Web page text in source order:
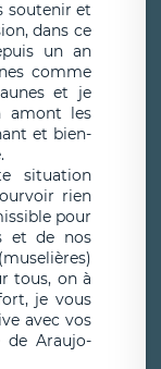
soutenir et
dans ce
un an
comme
et je
amont les
et bien-
situation
rien
pour
et de nos
tous, on à
je vous
avec vos
de Araujo-